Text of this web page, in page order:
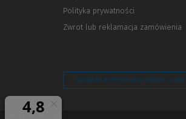
Polityka prywatności
innej
Zwrot lub reklamacja zamówienia
Zarządzaj preferencjami plików cookie